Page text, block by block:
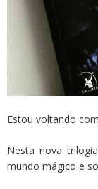
Estou voltando
Nesta nova
mundo mágico e